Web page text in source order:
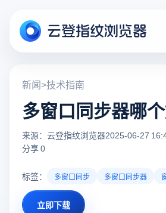
新闻>技术指南
多窗口同步器哪
来源：云登指纹浏览器2025-06-27
分享 0
标签： 多窗口同步 多窗口同步器
立即下载